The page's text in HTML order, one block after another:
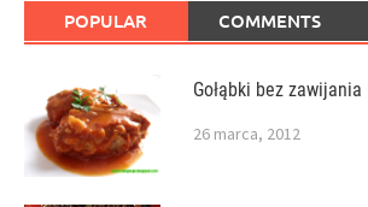
POPULAR COMMENTS
Gołąbki bez zawijania
26 marca, 2012